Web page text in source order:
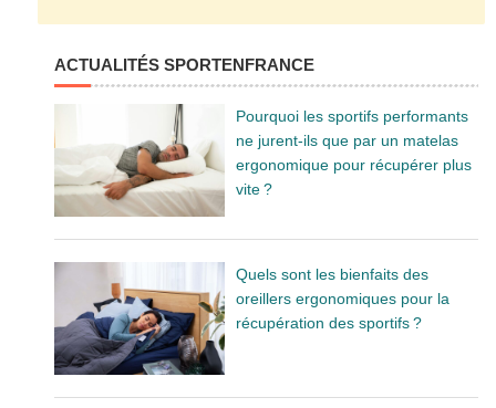
ACTUALITÉS SPORTENFRANCE
Pourquoi les sportifs performants
ne jurent-ils que par un matelas
ergonomique pour récupérer plus
vite ?
Quels sont les bienfaits des
oreillers ergonomiques pour la
récupération des sportifs ?